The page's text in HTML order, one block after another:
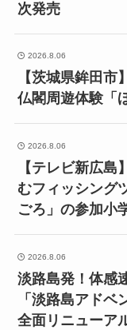
次発売
2026.8.06
【茨城県鉾田
仏閣周遊体験「
2026.8.06
【テレビ新広
むフィッシング
ごろ」の参加小
2026.8.06
淡路島発！体感
「淡路島アド
全面リニューア